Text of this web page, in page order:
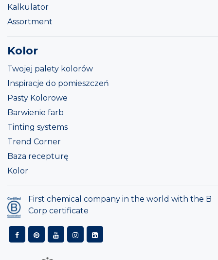
Kalkulator
Assortment
Kolor
Twojej palety kolorów
Inspiracje do pomieszczeń
Pasty Kolorowe
Barwienie farb
Tinting systems
Trend Corner
Baza recepturę
Kolor
First chemical company in the world with the B
Corp certificate